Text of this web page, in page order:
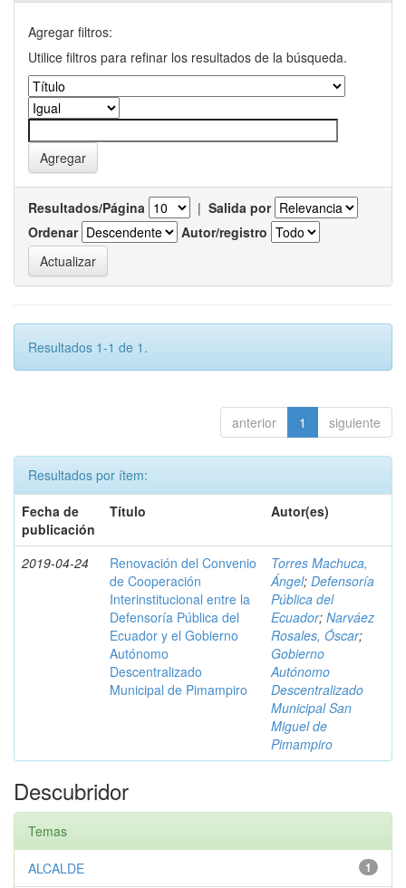
Agregar filtros:
Utilice filtros para refinar los resultados de la búsqueda.
Resultados/Página | Salida por
Ordenar
Autor/registro
Resultados 1-1 de 1.
anterior 1 siguiente
Resultados por ítem:
Fecha de
publicación
Título Autor(es)
2019-04-24
Renovación del Convenio
de Cooperación
Interinstitucional entre la
Defensoría Pública del
Ecuador y el Gobierno
Autónomo
Descentralizado
Municipal de Pimampiro
Torres Machuca,
Ángel; Defensoría
Pública del
Ecuador; Narváez
Rosales, Óscar;
Gobierno
Autónomo
Descentralizado
Municipal San
Miguel de
Pimampiro
Descubridor
Temas
1
ALCALDE